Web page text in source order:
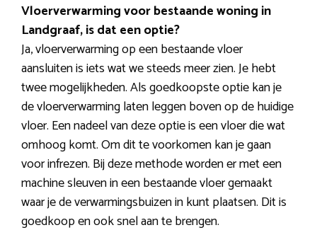
Vloerverwarming voor bestaande woning in
Landgraaf, is dat een optie?
Ja, vloerverwarming op een bestaande vloer
aansluiten is iets wat we steeds meer zien. Je hebt
twee mogelijkheden. Als goedkoopste optie kan je
de vloerverwarming laten leggen boven op de huidige
vloer. Een nadeel van deze optie is een vloer die wat
omhoog komt. Om dit te voorkomen kan je gaan
voor infrezen. Bij deze methode worden er met een
machine sleuven in een bestaande vloer gemaakt
waar je de verwarmingsbuizen in kunt plaatsen. Dit is
goedkoop en ook snel aan te brengen.